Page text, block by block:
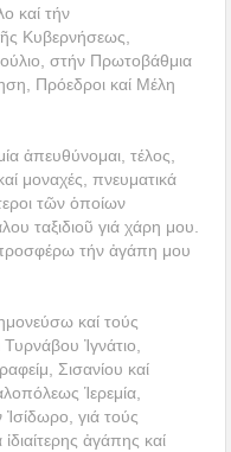
καί τήν
Κυβερνήσεως,
στήν Πρωτοβάθμια
Πρόεδροι καί Μέλη
ἀπευθύνομαι, τέλος,
μοναχές, πνευματικά
τῶν ὁποίων
ταξιδιοῦ γιά χάρη μου.
τήν ἀγάπη μου
καί τούς
Ἰγνάτιο,
Σισανίου καί
Ἱερεμία,
γιά τούς
ἀγάπης καί